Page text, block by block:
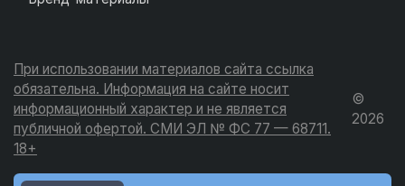
При использовании материалов сайта ссылка
обязательна. Информация на сайте носит
информационный характер и не является
публичной офертой. СМИ ЭЛ № ФС 77 — 68711.
18+
©
2026